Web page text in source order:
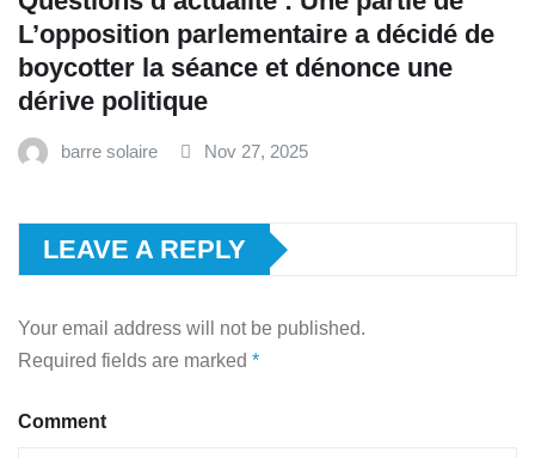
L’opposition parlementaire a décidé de
boycotter la séance et dénonce une
dérive politique
barre solaire Nov 27, 2025
LEAVE A REPLY
Your email address will not be published.
Required fields are marked *
Comment